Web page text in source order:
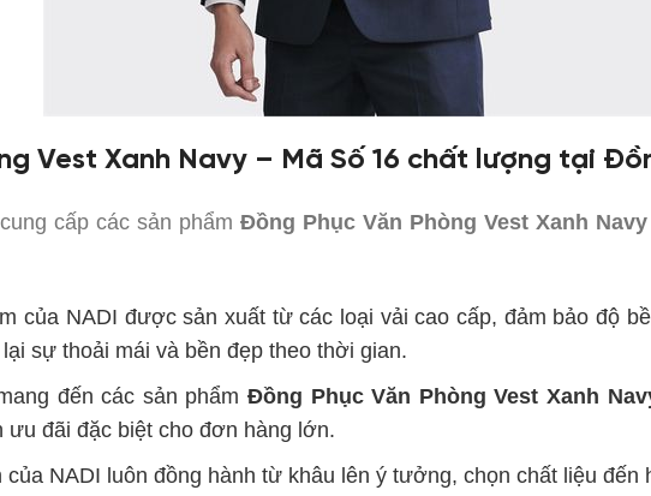
Vest Xanh Navy – Mã Số 16 chất lượng tại
cấp các sản phẩmĐồng Phục Văn Phòng Vest Xanh
của NADI được sản xuất từ các loại vải cao cấp, đảm bảo độ
sự thoải mái và bền đẹp theo thời gian.
đến các sản phẩmĐồng Phục Văn Phòng Vest Xanh
đãi đặc biệt cho đơn hàng lớn.
NADI luôn đồng hành từ khâu lên ý tưởng, chọn chất liệu đến